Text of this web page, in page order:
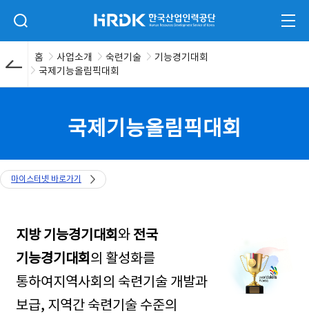
검색 입력폼 열기 HRDK 한국산업인력공단 전체
홈 사업소개 숙련기술
기능경기대회
국제기능올림픽대회
국제기능올림픽대회
마이스터넷 바로가기
지방 기능경기대회와전국
기능경기대회의 활성화를
통하여지역사회의 숙련기술 개발과
보급, 지역간 숙련기술 수준의